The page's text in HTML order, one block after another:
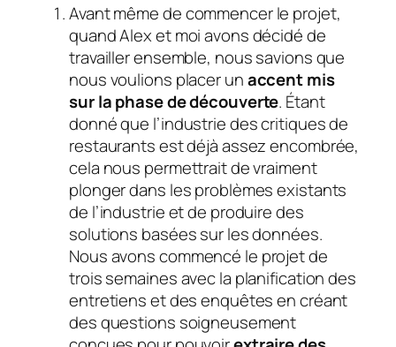
Avant même de commencer le projet,
quand Alex et moi avons décidé de
travailler ensemble, nous savions que
nous voulions placer unaccent mis
sur la phase de découverte. Étant
donné que l’industrie des critiques de
restaurants est déjà assez encombrée,
cela nous permettrait de vraiment
plonger dans les problèmes existants
de l’industrie et de produire des
solutions basées sur les données.
Nous avons commencé le projet de
trois semaines avec la planification des
entretiens et des enquêtes en créant
des questions soigneusement